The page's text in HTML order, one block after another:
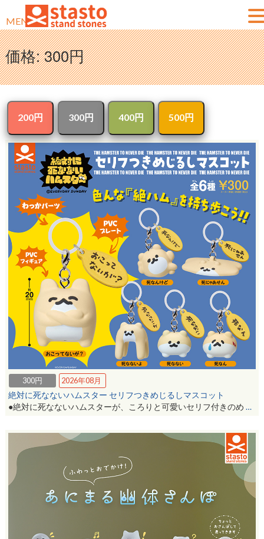
価格:300円
200円 300円 400円 500円
300円 2026年08月
絶対に死なないハムスター セリフつきめじるしマスコット
●絶対に死なないハムスターが、ころりと可愛いセリフ付きのめ …
MENU